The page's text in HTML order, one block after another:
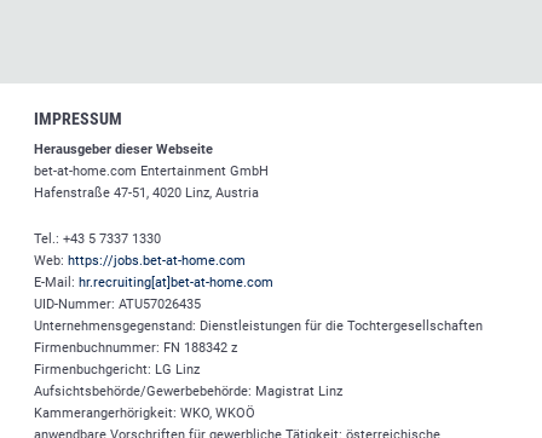
IMPRESSUM
Herausgeber dieser Webseite
bet-at-home.com Entertainment GmbH
Hafenstraße 47-51, 4020 Linz, Austria
Tel.: +43 5 7337 1330
Web:https://jobs.bet-at-home.com
E-Mail:hr.recruiting[at]bet-at-home.com
UID-Nummer: ATU57026435
Unternehmensgegenstand: Dienstleistungen für die Tochtergesellschaften
Firmenbuchnummer: FN 188342 z
Firmenbuchgericht: LG Linz
Aufsichtsbehörde/Gewerbebehörde: Magistrat Linz
Kammerangerhörigkeit: WKO, WKOÖ